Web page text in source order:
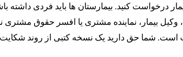
درخواست کنید. بیمارستان ها باید فردی داشته
بیمار، نماینده مشتری یا افسر حقوق مشتری
شما حق دارید یک نسخه کتبی از روند شکایت